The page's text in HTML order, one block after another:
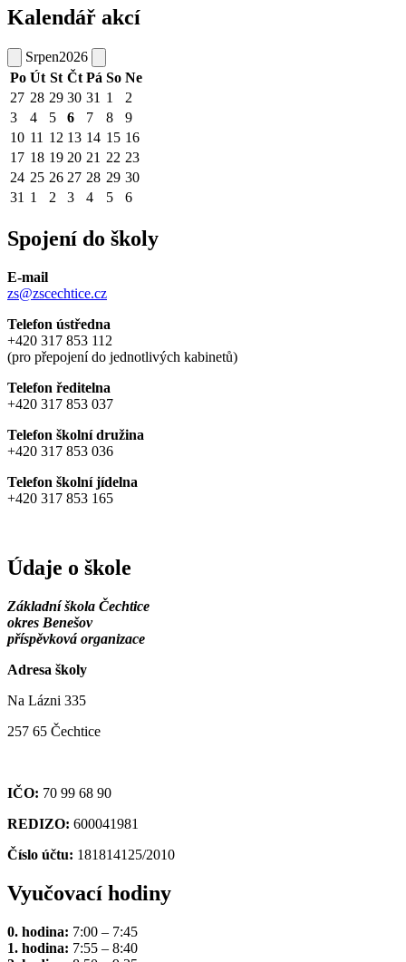
Kalendář akcí
Srpen2026
Po Út St Čt Pá So Ne
27 28 29 30 31 1
2
3
4 5 6 7 8
9
10 11 12 13 14 15 16
17 18 19 20 21 22 23
24 25 26 27 28 29 30
31 1 2 3 4 5 6
Spojení do školy
E-mail
zs@zscechtice.cz
Telefon ústředna
+420 317 853 112
(pro přepojení do jednotlivých kabinetů)
Telefon ředitelna
+420 317 853 037
Telefon školní družina
+420 317 853 036
Telefon školní jídelna
+420 317 853 165
Údaje o škole
Základní škola Čechtice
okres Benešov
příspěvková organizace
Adresa školy
Na Lázni 335
257 65 Čechtice
IČO: 70 99 68 90
REDIZO: 600041981
Číslo účtu: 181814125/2010
Vyučovací hodiny
0. hodina: 7:00 – 7:45
1. hodina: 7:55 – 8:40